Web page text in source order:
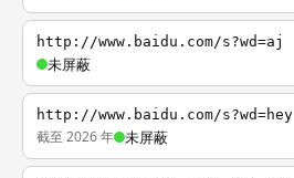
http://www.baidu.com/s?wd=aj
未屏蔽
http://www.baidu.com/s?wd=hey
截至 2026 年 未屏蔽